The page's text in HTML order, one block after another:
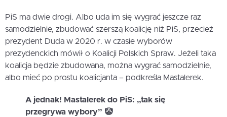
PiS ma dwie drogi. Albo uda im się wygrać jeszcze raz
samodzielnie, zbudować szerszą koalicję niż PiS, przecież
prezydent Duda w 2020 r. w czasie wyborów
prezydenckich mówił o Koalicji Polskich Spraw. Jeżeli taka
koalicja będzie zbudowana, można wygrać samodzielnie,
albo mieć po prostu koalicjanta – podkreśla Mastalerek.
A jednak! Mastalerek do PiS: „tak się
przegrywa wybory” 🤡